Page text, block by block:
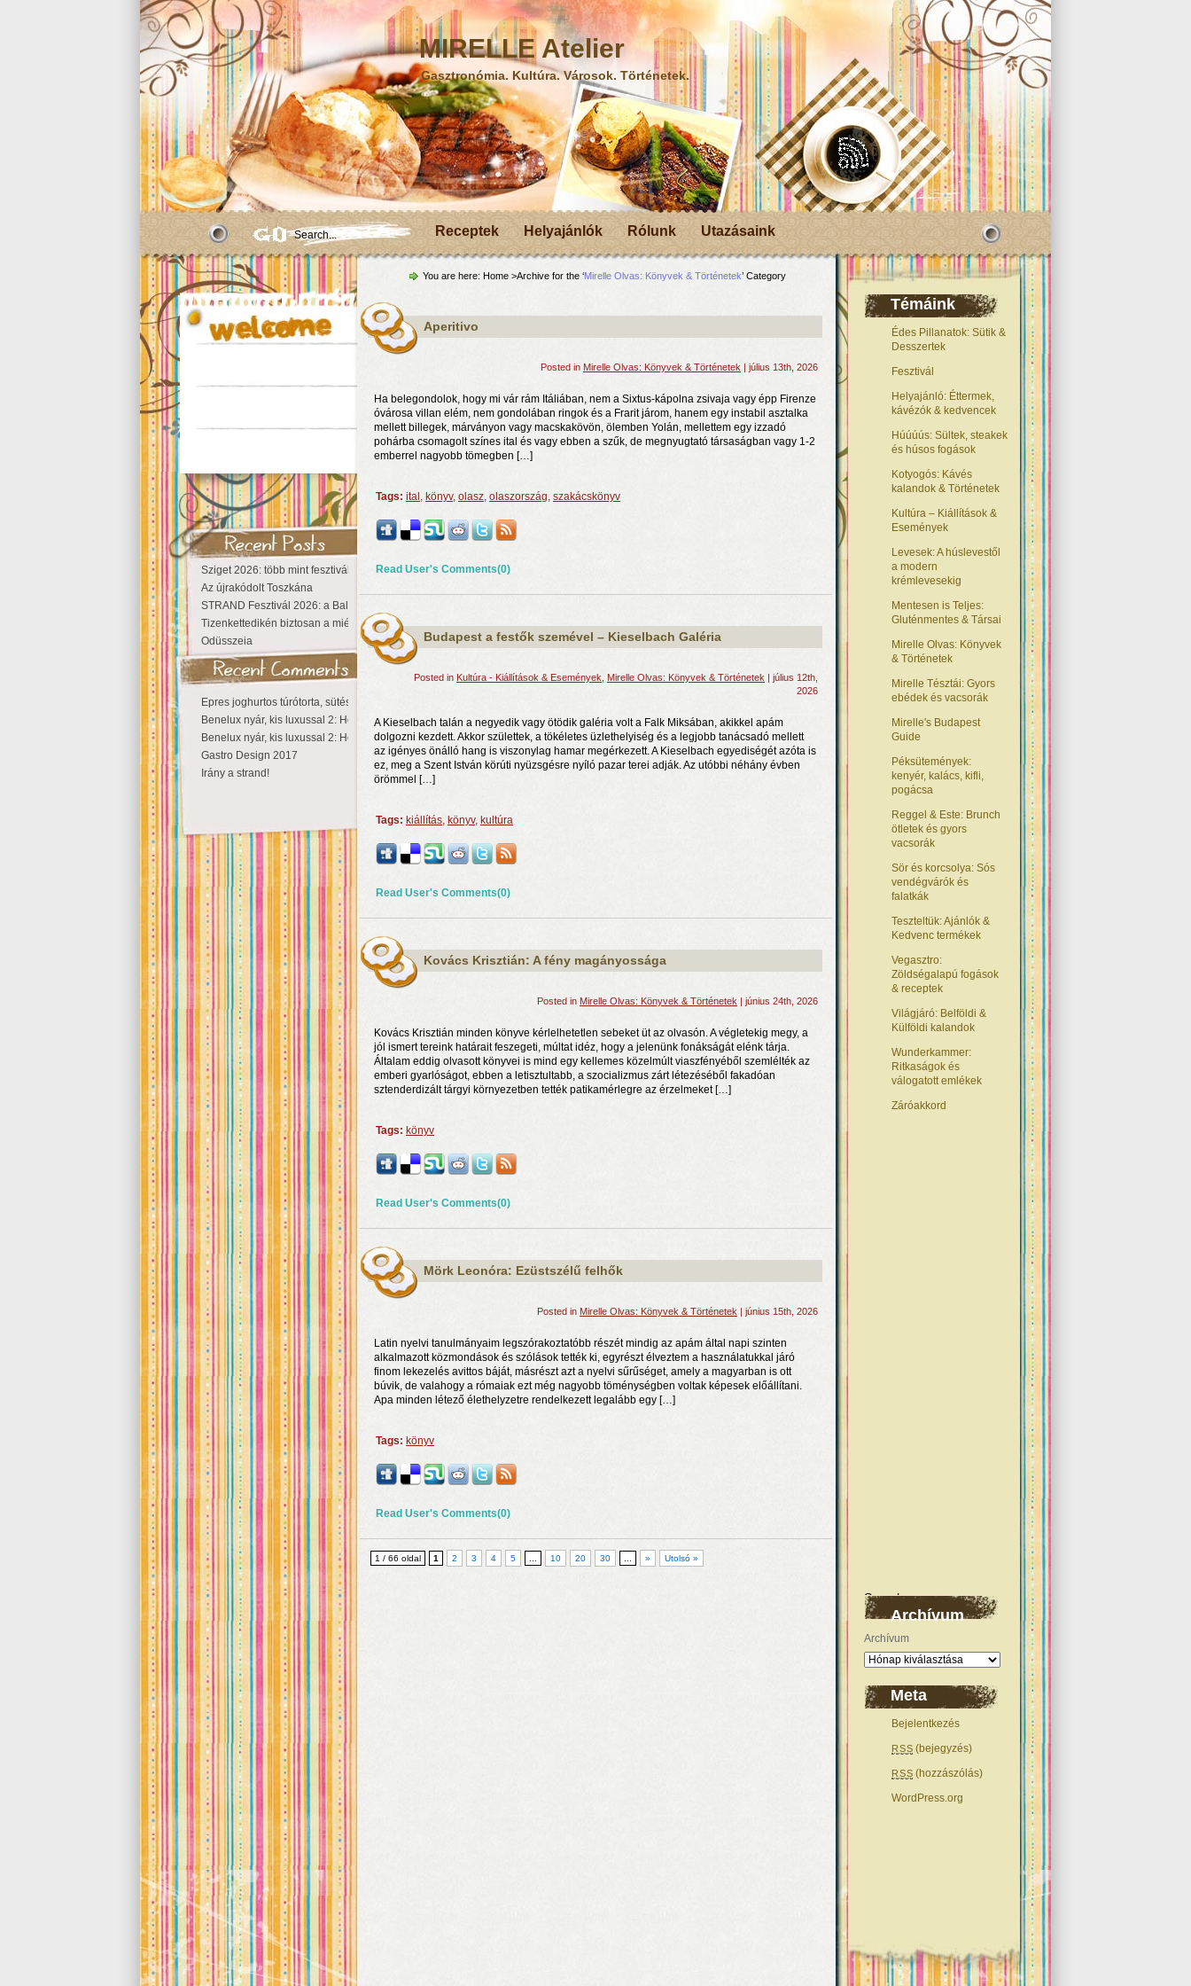
MIRELLE Atelier
Gasztronómia. Kultúra. Városok. Történetek.
Receptek Helyajánlók Rólunk Utazásaink
Sziget 2026: több mint fesztivál, egy városnyi élmény
Az újrakódolt Toszkána
STRAND Fesztivál 2026: a Balaton partján a nyár még tart!
Tizenkettedikén biztosan a miénk a Sziget!
Odüsszeia
Epres joghurtos túrótorta, sütés nélkül
Benelux nyár, kis luxussal 2: Hollandia
Benelux nyár, kis luxussal 2: Hollandia
Gastro Design 2017
Irány a strand!
Témáink
Édes Pillanatok: Sütik &
Desszertek
Fesztivál
Helyajánló: Éttermek,
kávézók & kedvencek
Húúúús: Sültek, steakek
és húsos fogások
Kotyogós: Kávés
kalandok & Történetek
Kultúra – Kiállítások &
Események
Levesek: A húslevestől
a modern
krémlevesekig
Mentesen is Teljes:
Gluténmentes & Társai
Mirelle Olvas: Könyvek
& Történetek
Mirelle Tésztái: Gyors
ebédek és vacsorák
Mirelle's Budapest
Guide
Péksütemények:
kenyér, kalács, kifli,
pogácsa
Reggel & Este: Brunch
ötletek és gyors
vacsorák
Sör és korcsolya: Sós
vendégvárók és
falatkák
Teszteltük: Ajánlók &
Kedvenc termékek
Vegasztro:
Zöldségalapú fogások
& receptek
Világjáró: Belföldi &
Külföldi kalandok
Wunderkammer:
Ritkaságok és
válogatott emlékek
Záróakkord
Archívum
Archívum
Meta
Bejelentkezés
RSS (bejegyzés)
RSS (hozzászólás)
WordPress.org
You are here: Home >Archive for the ‘Mirelle Olvas: Könyvek & Történetek’ Category
Aperitivo
Posted in Mirelle Olvas: Könyvek & Történetek | július 13th, 2026
Ha belegondolok, hogy mi vár rám Itáliában, nem a Sixtus-kápolna zsivaja vagy épp Firenze
óvárosa villan elém, nem gondolában ringok és a Frarit járom, hanem egy instabil asztalka
mellett billegek, márványon vagy macskakövön, ölemben Yolán, mellettem egy izzadó
pohárba csomagolt színes ital és vagy ebben a szűk, de megnyugtató társaságban vagy 1-2
emberrel nagyobb tömegben […]
Tags: ital , könyv, olasz, olaszország, szakácskönyv
Read User's Comments(0)
Budapest a festők szemével – Kieselbach Galéria
Posted in Kultúra - Kiállítások & Események Mirelle Olvas: Könyvek & Történetek | július 12th,
2026
A Kieselbach talán a negyedik vagy ötödik galéria volt a Falk Miksában, akikkel apám
dolgozni kezdett. Akkor születtek, a tökéletes üzlethelyiség és a legjobb tanácsadó mellett
az igényes önálló hang is viszonylag hamar megérkezett. A Kieselbach egyediségét azóta is
ez, meg a Szent István körúti nyüzsgésre nyíló pazar terei adják. Az utóbbi néhány évben
örömmel […]
Tags: kiállítás, könyv, kultúra
Read User's Comments(0)
Kovács Krisztián: A fény magányossága
Posted in Mirelle Olvas: Könyvek & Történetek | június 24th, 2026
Kovács Krisztián minden könyve kérlelhetetlen sebeket üt az olvasón. A végletekig megy, a
jól ismert tereink határait feszegeti, múltat idéz, hogy a jelenünk fonákságát elénk tárja.
Általam eddig olvasott könyvei is mind egy kellemes közelmúlt viaszfényéből szemlélték az
emberi gyarlóságot, ebben a letisztultabb, a szocializmus zárt létezéséből fakadóan
sztenderdizált tárgyi környezetben tették patikamérlegre az érzelmeket […]
Tags: könyv
Read User's Comments(0)
Mörk Leonóra: Ezüstszélű felhők
Posted in Mirelle Olvas: Könyvek & Történetek | június 15th, 2026
Latin nyelvi tanulmányaim legszórakoztatóbb részét mindig az apám által napi szinten
alkalmazott közmondások és szólások tették ki, egyrészt élveztem a használatukkal járó
finom lekezelés avittos báját, másrészt azt a nyelvi sűrűséget, amely a magyarban is ott
búvik, de valahogy a rómaiak ezt még nagyobb töménységben voltak képesek előállítani.
Apa minden létező élethelyzetre rendelkezett legalább egy […]
Tags: könyv
Read User's Comments(0)
1 / 66 oldal 1 2 3 4 5 10 20 30 » Utolsó »